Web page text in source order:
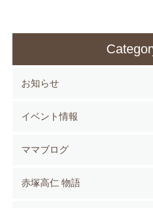
お知らせ
イベント情報
ママブログ
赤塚高仁 物語